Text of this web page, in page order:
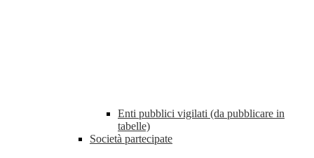
Enti pubblici vigilati (da pubblicare in
tabelle)
Società partecipate